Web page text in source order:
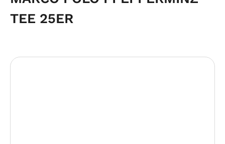
TEE 25ER
Bildergalerie überspringen